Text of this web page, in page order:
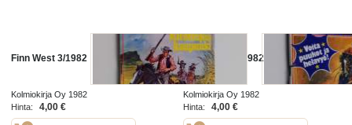
Finn West 3/1982
Kolmiokirja Oy 1982
Hinta:
4,00 €
Finn West 11/1982
Kolmiokirja Oy 1982
Hinta:
4,00 €